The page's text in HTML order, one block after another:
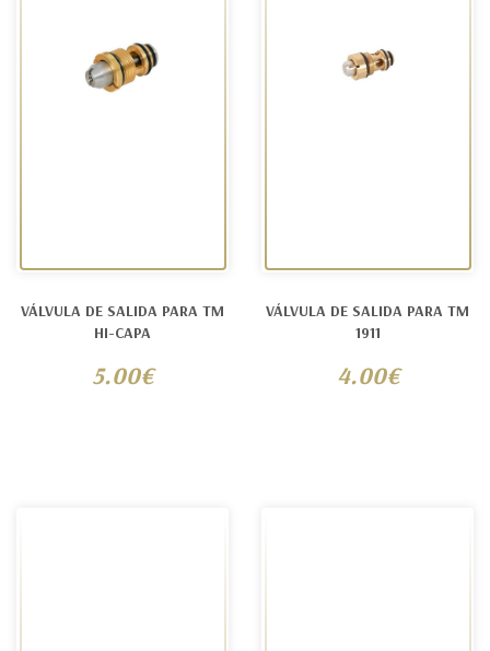
VÁLVULA DE SALIDA PARA TM
HI-CAPA
5.00€
VÁLVULA DE SALIDA PARA TM
1911
4.00€